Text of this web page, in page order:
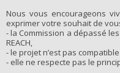
Nous vous encourageons
exprimer votre souhait de
- la Commission a dépassé
REACH,
- le projet n’est pas
- elle ne respecte pas le